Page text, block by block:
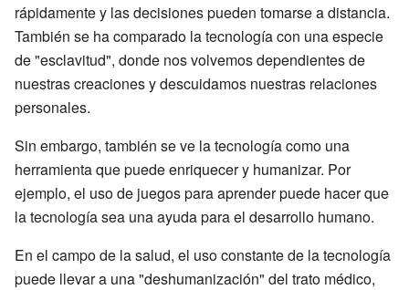
rápidamente y las decisiones pueden tomarse a distancia.
También se ha comparado la tecnología con una especie
de "esclavitud", donde nos volvemos dependientes de
nuestras creaciones y descuidamos nuestras relaciones
personales.
Sin embargo, también se ve la tecnología como una
herramienta que puede enriquecer y humanizar. Por
ejemplo, el uso de juegos para aprender puede hacer que
la tecnología sea una ayuda para el desarrollo humano.
En el campo de la salud, el uso constante de la tecnología
puede llevar a una "deshumanización" del trato médico,